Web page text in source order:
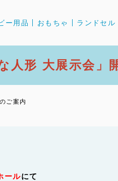
ー用品 おもちゃ ランドセル
人形 大展示会」
ご案内
ールにて